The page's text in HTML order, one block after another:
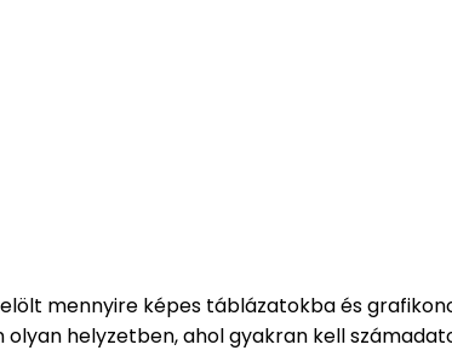
mennyire képes táblázatokba és
helyzetben, ahol gyakran kell